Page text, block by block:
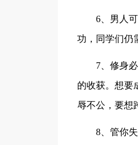
6、男人
功，同学们仍
7、修身
的收获。想要
辱不公，要想
8、管你